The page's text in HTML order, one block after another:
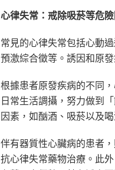
心律失常：戒除吸菸等危
常見的心律失常包括心動
預激綜合徵等。誘因和原
根據患者原發疾病的不同
日常生活調攝，努力做到
因素，如酗酒、吸菸以及
伴有器質性心臟病的患者
抗心律失常藥物治療。此